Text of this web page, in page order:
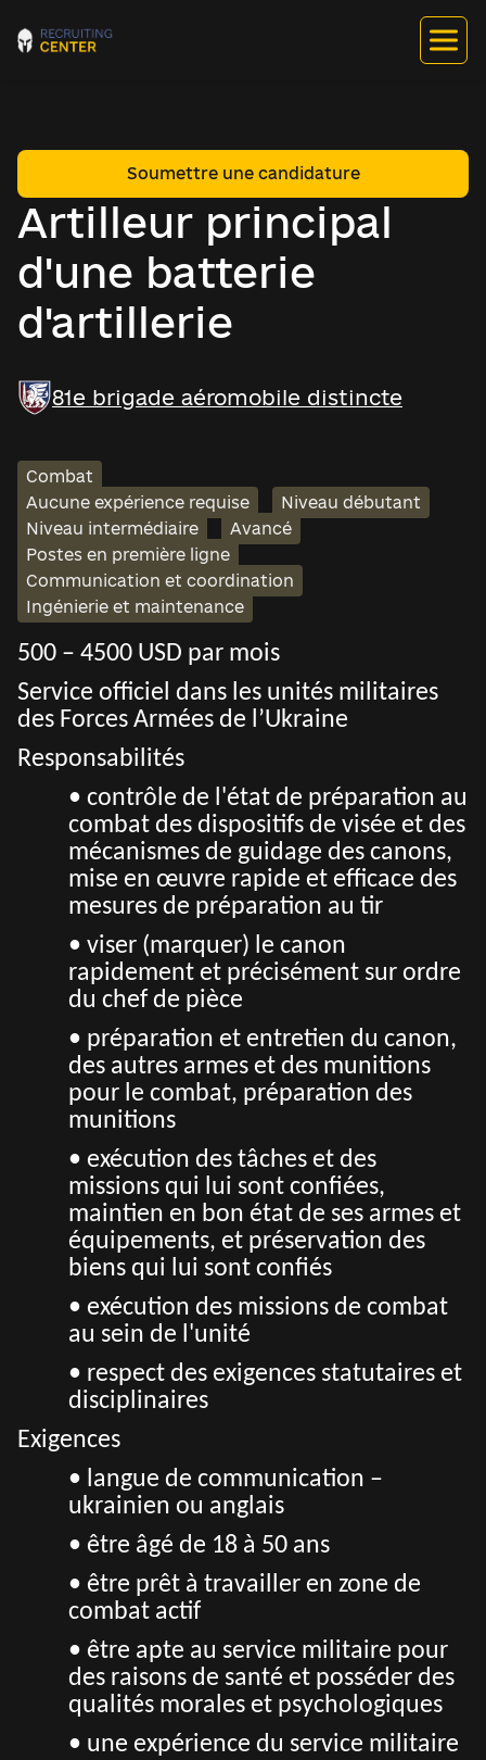
Artilleur principal
d'une batterie
d'artillerie
Soumettre une candidature
81e brigade aéromobile distincte
Combat
Aucune expérience requise
Niveau débutant
Niveau intermédiaire
Avancé
Postes en première ligne
Communication et coordination
Ingénierie et maintenance
500 – 4500 USD par mois
Service officiel dans les unités militaires
des Forces Armées de l’Ukraine
Responsabilités
• contrôle de l'état de préparation au
combat des dispositifs de visée et des
mécanismes de guidage des canons,
mise en œuvre rapide et efficace des
mesures de préparation au tir
• viser (marquer) le canon
rapidement et précisément sur ordre
du chef de pièce
• préparation et entretien du canon,
des autres armes et des munitions
pour le combat, préparation des
munitions
• exécution des tâches et des
missions qui lui sont confiées,
maintien en bon état de ses armes et
équipements, et préservation des
biens qui lui sont confiés
• exécution des missions de combat
au sein de l'unité
• respect des exigences statutaires et
disciplinaires
Exigences
• langue de communication –
ukrainien ou anglais
• être âgé de 18 à 50 ans
• être prêt à travailler en zone de
combat actif
• être apte au service militaire pour
des raisons de santé et posséder des
qualités morales et psychologiques
• une expérience du service militaire